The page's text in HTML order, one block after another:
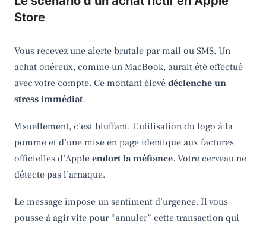
Store
Vous recevez une alerte brutale par mail ou SMS. Un
achat onéreux, comme un MacBook, aurait été effectué
avec votre compte. Ce montant élevé déclenche un
stress immédiat.
Visuellement, c’est bluffant. L’utilisation du logo à la
pomme et d’une mise en page identique aux factures
officielles d’Apple endort la méfiance. Votre cerveau ne
détecte pas l’arnaque.
Le message impose un sentiment d’urgence. Il vous
pousse à agir vite pour “annuler” cette transaction qui